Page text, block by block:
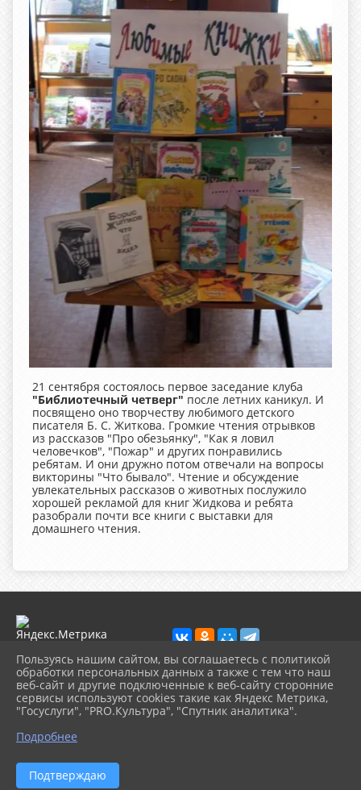
21 сентября состоялось первое заседание клуба
"Библиотечный четверг" после летних каникул. И
посвящено оно творчеству любимого детского
писателя Б. С. Житкова. Громкие чтения отрывков
из рассказов "Про обезьянку", "Как я ловил
человечков", "Пожар" и других понравились
ребятам. И они дружно потом отвечали на вопросы
викторины "Что бывало". Чтение и обсуждение
увлекательных рассказов о животных послужило
хорошей рекламой для книг Жидкова и ребята
разобрали почти все книги с выставки для
домашнего чтения.
2026 г. porhcbs.ru
Вход
Карта сайта
Политика обработки персональных данных
Сделано на KubCMS
Разработка и поддержка
Пользуясь нашим сайтом, вы соглашаетесь с политикой
обработки персональных данных а также с тем что наш
веб-сайт и другие подключенные к веб-сайту сторонние
сервисы используют cookies такие как Яндекс Метрика,
"Госуслуги", "PRO.Культура", "Спутник аналитика".
Подробнее
Подтверждаю